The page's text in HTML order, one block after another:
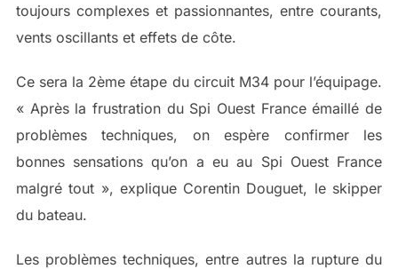
toujours complexes et passionnantes, entre courants,
vents oscillants et effets de côte.
Ce sera la 2ème étape du circuit M34 pour l’équipage.
« Après la frustration du Spi Ouest France émaillé de
problèmes techniques, on espère confirmer les
bonnes sensations qu’on a eu au Spi Ouest France
malgré tout », explique Corentin Douguet, le skipper
du bateau.
Les problèmes techniques, entre autres la rupture du